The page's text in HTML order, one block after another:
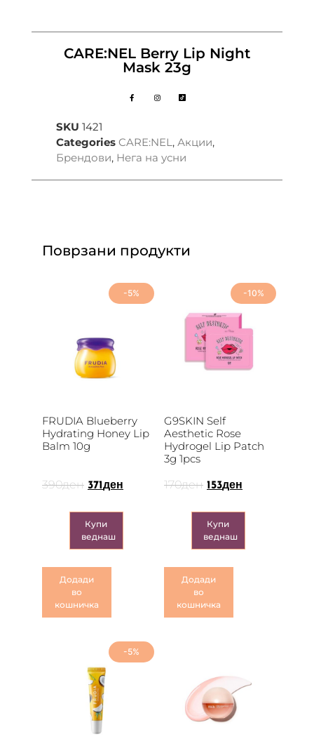
CARE:NEL Berry Lip Night
Mask 23g
SKU 1421
Categories CARE:NEL, Акции,
Брендови, Нега на усни
Поврзани продукти
-5%
FRUDIA Blueberry
Hydrating Honey Lip
Balm 10g
390ден 371ден
Купи
веднаш
Додади
во
кошничка
-10%
G9SKIN Self
Aesthetic Rose
Hydrogel Lip Patch
3g 1pcs
170ден 153ден
Купи
веднаш
Додади
во
кошничка
-5%